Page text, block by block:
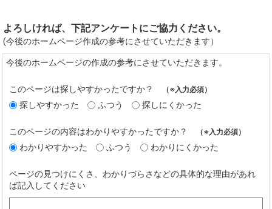
よろしければ、下記アンケートにご協力ください。
(今後のホームページ作成の参考にさせていただきます）
今後のホームページの作成の参考にさせていただきます。
このページは探しやすかったですか？ （※入力必須）
探しやすかった ふつう 探しにくかった
このページの内容はわかりやすかったですか？ （※入力必須）
わかりやすかった ふつう わかりにくかった
ページの見つけにくさ、わかりづらさなどの具体的な理由があれ
ば記入してください